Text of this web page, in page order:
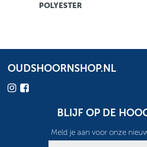
POLYESTER
OUDSHOORNSHOP.NL
BLIJF OP DE
Meld je aan voor onze